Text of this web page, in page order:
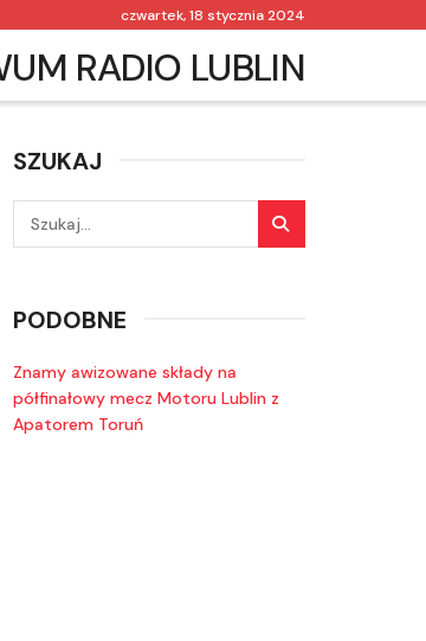
czwartek, 18 stycznia 2024
RADIO LUBLIN
SZUKAJ
PODOBNE
Znamy awizowane składy na
półfinałowy mecz Motoru Lublin z
Apatorem Toruń